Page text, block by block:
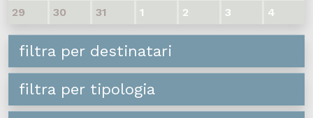
29
30 31 1 2 3 4
filtra per destinatari
filtra per tipologia